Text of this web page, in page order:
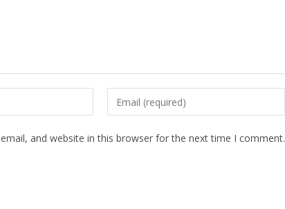
and website in this browser for the next time I comment.